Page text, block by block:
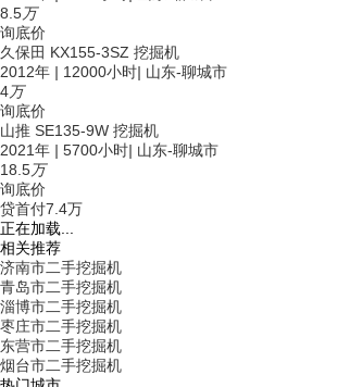
8.5万
询底价
久保田 KX155-3SZ 挖掘机
2012年 | 12000小时| 山东-聊城市
4万
询底价
山推 SE135-9W 挖掘机
2021年 | 5700小时| 山东-聊城市
18.5万
询底价
贷首付7.4万
正在加载...
相关推荐
济南市二手挖掘机
青岛市二手挖掘机
淄博市二手挖掘机
枣庄市二手挖掘机
东营市二手挖掘机
烟台市二手挖掘机